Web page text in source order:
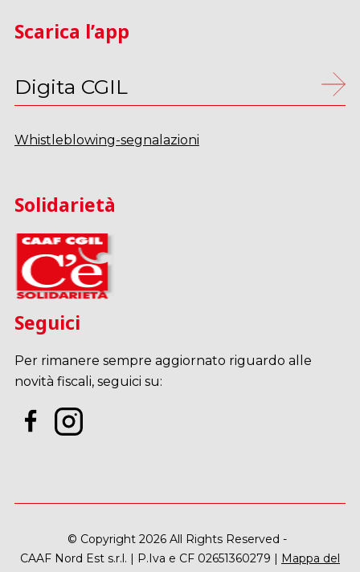
Scarica l’app
Digita CGIL
Whistleblowing-segnalazioni
Solidarietà
Seguici
Per rimanere sempre aggiornato riguardo alle
novità fiscali, seguici su:
© Copyright 2026 All Rights Reserved -
CAAF Nord Est s.r.l. | P.Iva e CF 02651360279 | Mappa del